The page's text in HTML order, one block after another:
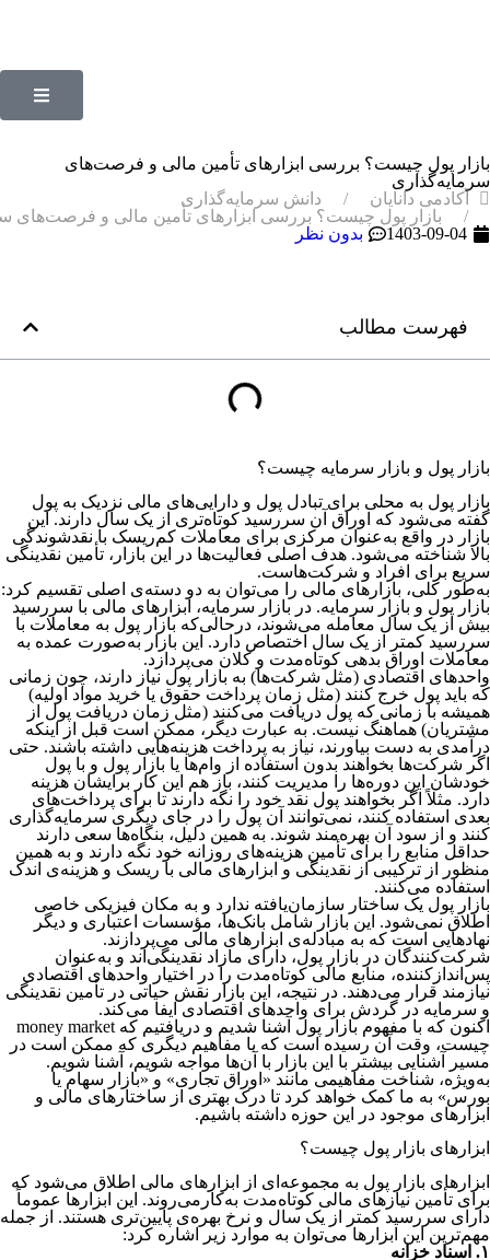
بازار پول چیست؟ بررسی ابزارهای تأمین مالی و فرصت‌های
سرمایه‌گذاری
آکادمی دانایان
دانش سرمایه‌گذاری
بازار پول چیست؟ بررسی ابزارهای تأمین مالی و فرصت‌های
1403-09-04
بدون نظر
فهرست مطالب
بازار پول و بازار سرمایه چیست؟
بازار پول به محلی برای تبادل پول و دارایی‌های مالی نزدیک به پول
گفته می‌شود که اوراق آن سررسید کوتاه‌تری از یک سال دارند. این
بازار در واقع به‌عنوان مرکزی برای معاملات کم‌ریسک با نقدشوندگی
بالا شناخته می‌شود. هدف اصلی فعالیت‌ها در این بازار، تأمین نقدینگی
سریع برای افراد و شرکت‌هاست.
به‌طور کلی، بازارهای مالی را می‌توان به دو دسته‌ی اصلی تقسیم کرد:
بازار پول و بازار سرمایه. در بازار سرمایه، ابزارهای مالی با سررسید
بیش از یک سال معامله می‌شوند، در‌حالی‌که بازار پول به معاملات با
سررسید کمتر از یک سال اختصاص دارد. این بازار به‌صورت عمده به
معاملات اوراق بدهی کوتاه‌مدت و کلان می‌پردازد.
واحدهای اقتصادی (مثل شرکت‌ها) به بازار پول نیاز دارند، چون زمانی
که باید پول خرج کنند (مثل زمان پرداخت حقوق یا خرید مواد اولیه)
همیشه با زمانی که پول دریافت می‌کنند (مثل زمان دریافت پول از
مشتریان) هماهنگ نیست. به عبارت دیگر، ممکن است قبل از اینکه
درآمدی به دست بیاورند، نیاز به پرداخت هزینه‌هایی داشته باشند. حتی
اگر شرکت‌ها بخواهند بدون استفاده از وام‌ها یا بازار پول و با پول
خودشان این دوره‌ها را مدیریت کنند، باز هم این کار برایشان هزینه
دارد. مثلاً اگر بخواهند پول نقد خود را نگه دارند تا برای پرداخت‌های
بعدی استفاده کنند، نمی‌توانند آن پول را در جای دیگری سرمایه‌گذاری
کنند و از سود آن بهره‌مند شوند. به همین دلیل، بنگاه‌ها سعی دارند
حداقل منابع را برای تأمین هزینه‌های روزانه خود نگه دارند و به همین
منظور از ترکیبی از نقدینگی و ابزارهای مالی با ریسک و هزینه‌ی اندک
استفاده می‌کنند.
بازار پول یک ساختار سازمان‌یافته ندارد و به مکان فیزیکی خاصی
اطلاق نمی‌شود. این بازار شامل بانک‌ها، مؤسسات اعتباری و دیگر
نهادهایی است که به مبادله‌ی ابزارهای مالی می‌پردازند.
شرکت‌کنندگان در بازار پول، دارای مازاد نقدینگی‌اند و به‌عنوان
پس‌اندازکننده، منابع مالی کوتاه‌مدت را در اختیار واحدهای اقتصادی
نیازمند قرار می‌دهند. در نتیجه، این بازار نقش حیاتی در تأمین نقدینگی
و سرمایه در گردش برای واحدهای اقتصادی ایفا می‌کند.
اکنون که با مفهوم بازار پول آشنا شدیم و دریافتیم که money market
چیست، وقت آن رسیده است که با مفاهیم دیگری که ممکن است در
مسیر آشنایی بیشتر با این بازار با آن‌ها مواجه شویم، آشنا شویم.
به‌ویژه، شناخت مفاهیمی مانند «اوراق تجاری» و «بازار سهام یا
بورس» به ما کمک خواهد کرد تا درک بهتری از ساختارهای مالی و
ابزارهای موجود در این حوزه داشته باشیم.
ابزارهای بازار پول چیست؟
ابزارهای بازار پول به مجموعه‌ای از ابزارهای مالی اطلاق می‌شود که
برای تأمین نیازهای مالی کوتاه‌مدت به‌کار‌می‌روند. این ابزارها عموماً
دارای سررسید کمتر از یک سال و نرخ بهره‌ی پایین‌تری هستند. از جمله
مهم‌ترین این ابزارها می‌توان به موارد زیر اشاره کرد:
۱. اسناد خزانه